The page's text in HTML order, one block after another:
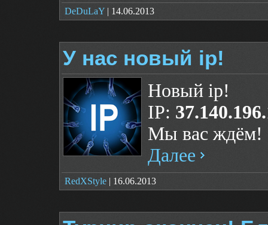
DeDuLaY | 14.06.2013
У нас новый ip!
Новый ip!
IP:
Мы вас ждём!
Далее
RedXStyle | 16.06.2013